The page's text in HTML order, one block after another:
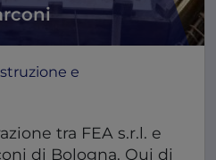
e
tra FEA s.r.l. e
di Bologna. Qui di